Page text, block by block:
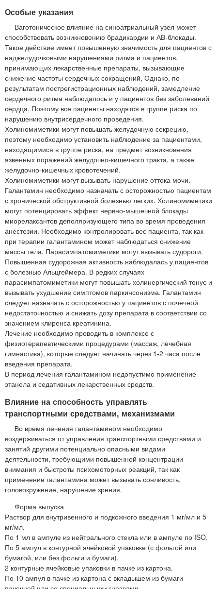
Особые указания
Ваготоническое влияние на синоатриальный узел может
способствовать возникновению брадикардии и АВ-блокады.
Такое действие имеет повышенную значимость для пациентов с
наджелудочковыми нарушениями ритма и пациентов,
принимающих лекарственные препараты, вызывающие
снижение частоты сердечных сокращений, Однако, по
результатам пострегистрационных наблюдений, замедление
сердечного ритма наблюдалось и у пациентов без заболеваний
сердца. Поэтому все пациенты находятся в группе риска по
нарушению внутрисердечного проведения.
Холиномиметики могут повышать желудочную секрецию,
поэтому необходимо установить наблюдение за пациентами,
находящимися в группе риска, на предмет возникновения
язвенных поражений желудочно-кишечного тракта, а также
желудочно-кишечных кровотечений.
Холиномиметики могут вызывать нарушение оттока мочи.
Галантамин необходимо назначать с осторожностью пациентам
с хронической обструктивной болезнью легких. Холиномиметики
могут потенцировать эффект нервно-мышечной блокады
миорелаксантов деполяризующего типа во время проведения
анестезии. Необходимо контролировать вес пациента, так как
при терапии галантамином может наблюдаться снижение
массы тела. Парасимпатомиметики могут вызывать судороги.
Повышенная судорожная активность наблюдалась у пациентов
с болезнью Альцгеймера. В редких случаях
парасимпатомиметики могут повышать холинергический тонус и
вызывать ухудшение симптомов паркинсонизма. Галантамин
следует назначать с осторожностью у пациентов с почечной
недостаточностью и снижать дозу препарата в соответствии со
значением клиренса креатинина.
Лечение необходимо проводить в комплексе с
физиотерапевтическими процедурами (массаж, лечебная
гимнастика), которые следует начинать через 1-2 часа после
введения препарата.
В период лечения галантамином недопустимо применение
этанола и седативных лекарственных средств.
Влияние на способность управлять
транспортными средствами, механизмами
Во время лечения галантамином необходимо
воздерживаться от управления транспортными средствами и
занятий другими потенциально опасными видами
деятельности, требующими повышенной концентрации
внимания и быстроты психомоторных реакций, так как
применение галантамина может вызывать сонливость,
головокружение, нарушение зрения.
Форма выпуска
Раствор для внутривенного и подкожного введения 1 мг/мл и 5
мг/мл.
По 1 мл в ампуле из нейтрального стекла или в ампуле по ISO.
По 5 ампул в контурной ячейковой упаковке (с фольгой или
бумагой, или без фольги и бумаги).
2 контурные ячейковые упаковки в пачке из картона.
По 10 ампул в пачке из картона с вкладышем из бумаги